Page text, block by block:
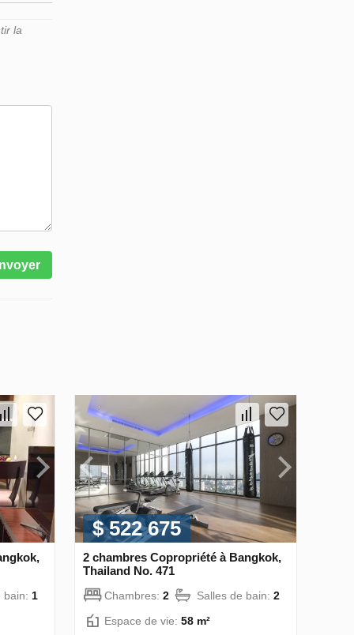
la
bain: 1
$ 522 675
2 chambres Copropriété à Bangkok,
Thailand No. 471
Chambres: 2 Salles de bain: 2
Espace de vie: 58 m²